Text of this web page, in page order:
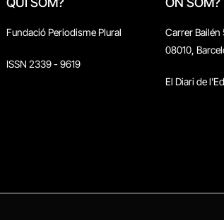
Fundació Periodisme Plural
ISSN 2339 - 9619
Carrer
08010,
El Diari de